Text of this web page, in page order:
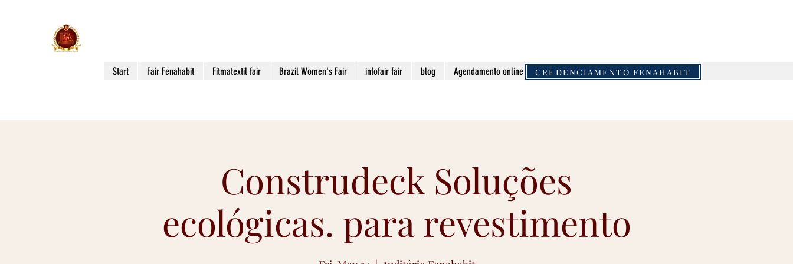
Start Fair Fenahabit Fitmatextil fair Brazil Women's Fair infofair fair blog Agendamento online CREDENCIAMENTO FENAHABIT
Construdeck Soluções
ecológicas. para revestimento